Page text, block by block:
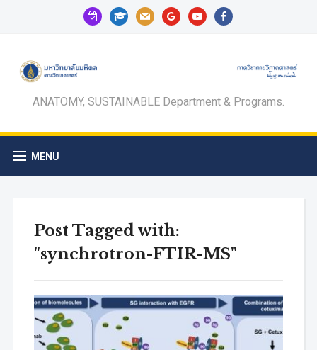
calendar-
check-
graduation-
cap
mail googleyoutubefacebook
ANATOMY, SUSTAINABLE Department & Programs.
MENU
Post Tagged with:
"synchrotron-FTIR-MS"